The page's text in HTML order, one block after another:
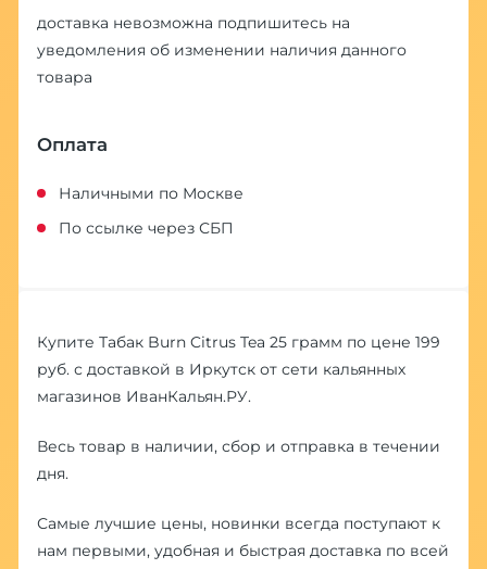
доставка невозможна подпишитесь на
уведомления об изменении наличия данного
товара
Оплата
Наличными по Москве
По ссылке через СБП
Купите Табак Burn Citrus Tea 25 грамм по цене 199
руб. с доставкой в Иркутск от сети кальянных
магазинов ИванКальян.РУ.
Весь товар в наличии, сбор и отправка в течении
дня.
Самые лучшие цены, новинки всегда поступают к
нам первыми, удобная и быстрая доставка по всей